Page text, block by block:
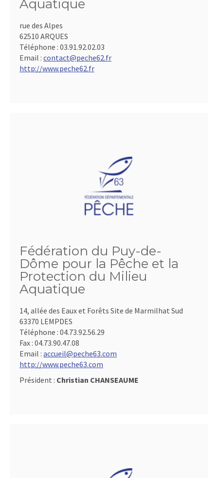
Aquatique
rue des Alpes
62510 ARQUES
Téléphone : 03.91.92.02.03
Email : contact@peche62.fr
http://www.peche62.fr
Fédération du Puy-de-
Dôme pour la Pêche et la
Protection du Milieu
Aquatique
14, allée des Eaux et Forêts Site de Marmilhat Sud
63370 LEMPDES
Téléphone : 04.73.92.56.29
Fax : 04.73.90.47.08
Email : accueil@peche63.com
http://www.peche63.com
Président : Christian CHANSEAUME